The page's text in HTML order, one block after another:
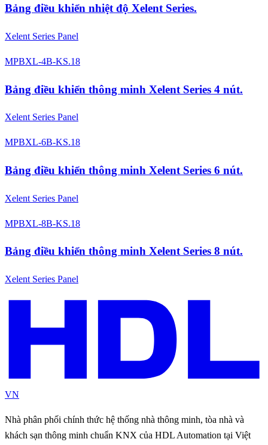
Bảng điều khiển nhiệt độ Xelent Series.
Xelent Series Panel
MPBXL-4B-KS.18
Bảng điều khiển thông minh Xelent Series 4 nút.
Xelent Series Panel
MPBXL-6B-KS.18
Bảng điều khiển thông minh Xelent Series 6 nút.
Xelent Series Panel
MPBXL-8B-KS.18
Bảng điều khiển thông minh Xelent Series 8 nút.
Xelent Series Panel
VN
Nhà phân phối chính thức hệ thống nhà thông minh, tòa nhà và
khách sạn thông minh chuẩn KNX của HDL Automation tại Việt